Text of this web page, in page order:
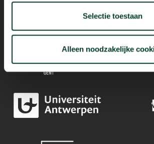
Selectie toestaan
Alleen noodzakelijke
Mogelijk